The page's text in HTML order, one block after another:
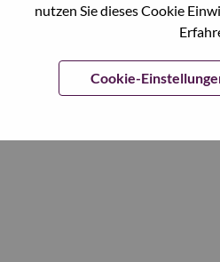
nutzen Sie dieses Cookie
Cookie-